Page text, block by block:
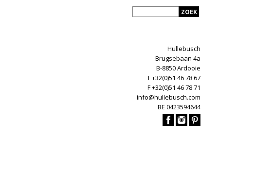
Hullebusch
Brugsebaan 4a
B-8850 Ardooie
T +32(0)51 46 78 67
F +32(0)51 46 78 71
info@hullebusch.com
BE 0423594644